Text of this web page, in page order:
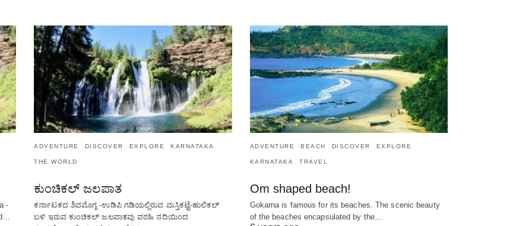
-
ADVENTURE DISCOVER EXPLORE KARNATAKA
THE WORLD
ಕುಂಚಿಕಲ್ ಜಲಪಾತ
ಕರ್ನಾಟಕದ ಶಿವಮೊಗ್ಗ -ಉಡಿಪಿ ಗಡಿಯಲ್ಲಿರುವ ಮಸ್ತಿಕಟ್ಟೆ-ಹುಲಿಕಲ್
ಬಳಿ ಇರುವ ಕುಂಚಿಕಲ್ ಜಲಪಾತವು ವರಹಿ ನದಿಯಿಂದ
ADVENTURE BEACH DISCOVER EXPLORE
KARNATAKA TRAVEL
Om shaped beach!
Gokarna is famous for its beaches. The scenic beauty
of the beaches encapsulated by the…